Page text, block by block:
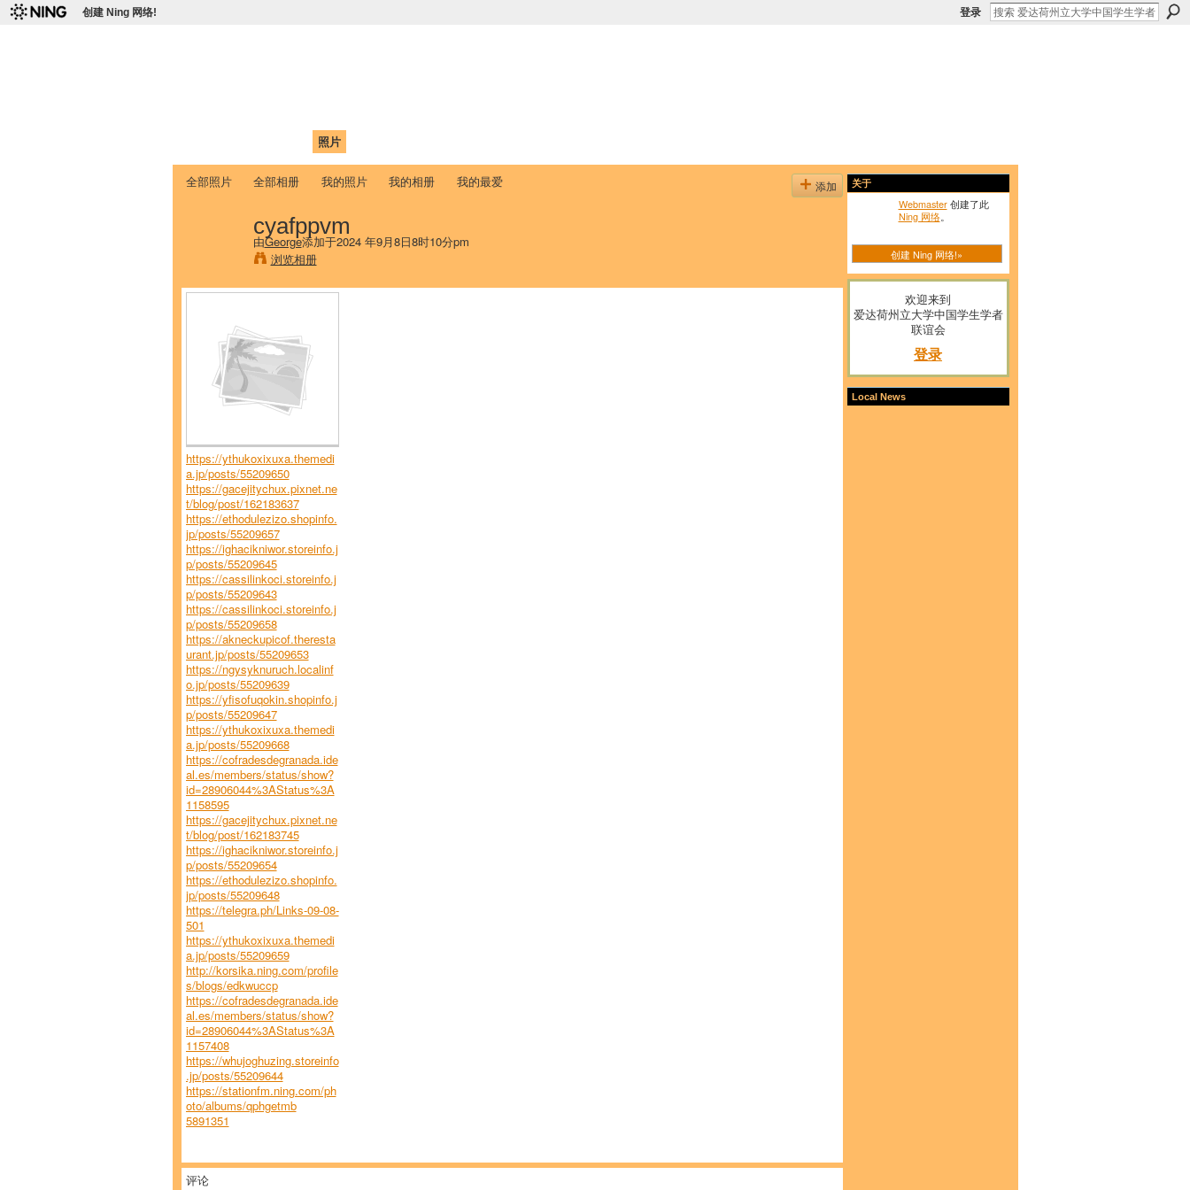
创建 Ning 网络! 登录
照片
全部照片 全部相册 我的照片 我的相册 我的最爱 添加
cyafppvm
由George添加于2024 年9月8日8时10分pm
浏览相册
https://ythukoxixuxa.themedi
a.jp/posts/55209650
https://gacejitychux.pixnet.ne
t/blog/post/162183637
https://ethodulezizo.shopinfo.
jp/posts/55209657
https://ighacikniwor.storeinfo.j
p/posts/55209645
https://cassilinkoci.storeinfo.j
p/posts/55209643
https://cassilinkoci.storeinfo.j
p/posts/55209658
https://akneckupicof.theresta
urant.jp/posts/55209653
https://ngysyknuruch.localinf
o.jp/posts/55209639
https://yfisofuqokin.shopinfo.j
p/posts/55209647
https://ythukoxixuxa.themedi
a.jp/posts/55209668
https://cofradesdegranada.ide
al.es/members/status/show?
id=28906044%3AStatus%3A
1158595
https://gacejitychux.pixnet.ne
t/blog/post/162183745
https://ighacikniwor.storeinfo.j
p/posts/55209654
https://ethodulezizo.shopinfo.
jp/posts/55209648
https://telegra.ph/Links-09-08-
501
https://ythukoxixuxa.themedi
a.jp/posts/55209659
http://korsika.ning.com/profile
s/blogs/edkwuccp
https://cofradesdegranada.ide
al.es/members/status/show?
id=28906044%3AStatus%3A
1157408
https://whujoghuzing.storeinfo
.jp/posts/55209644
https://stationfm.ning.com/ph
oto/albums/qphgetmb
5891351
评论
关于
Webmaster创建了此
Ning 网络。
创建 Ning 网络!»
欢迎来到
爱达荷州立大学中国学生学者
联谊会
登录
Local News